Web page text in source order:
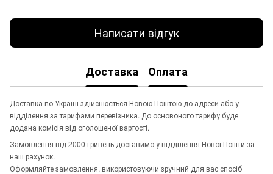
Написати відгук
Доставка Оплата
Доставка по Україні здійснюється Новою Поштою до адреси або у
відділення за тарифами перевізника. До основоного тарифу буде
додана комісія від оголошеної вартості.
Замовлення від 2000 гривень доставимо у відділення Нової Пошти за
наш рахунок.
Оформляйте замовлення, використовуючи зручний для вас спосіб